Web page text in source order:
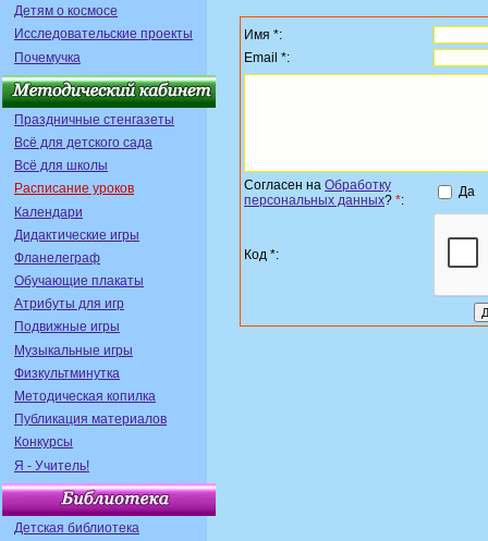
Детям о космосе
Исследовательские проекты
Почемучка
Праздничные стенгазеты
Всё для детского сада
Всё для школы
Расписание уроков
Календари
Дидактические игры
Фланелеграф
Обучающие плакаты
Атрибуты для игр
Подвижные игры
Музыкальные игры
Физкультминутка
Методическая копилка
Публикация материалов
Конкурсы
Я - Учитель!
Детская библиотека
Имя *:
Email *:
Согласен на Обработку
персональных данных? *:
Да
Код *: